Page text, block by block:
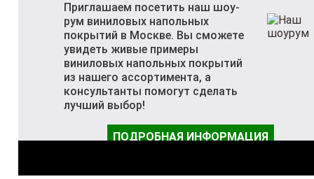
Приглашаем посетить наш шоу-
рум виниловых напольных
покрытий в Москве. Вы сможете
увидеть живые примеры
виниловых напольных покрытий
из нашего ассортимента, а
консультанты помогут сделать
лучший выбор!
ПОДРОБНАЯ ИНФОРМАЦИЯ